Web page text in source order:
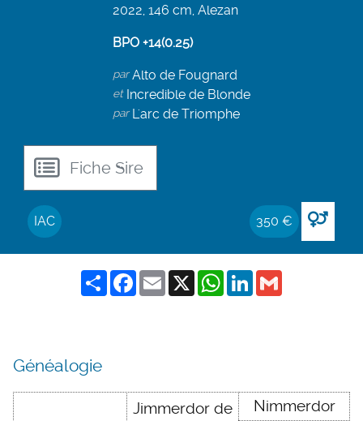
2022, 146 cm, Alezan
BPO +14(0.25)
parAlto de Fougnard
etIncredible de Blonde
parL'arc de Triomphe
Fiche Sire
IAC 350 €
ShareFacebook
EmailX WhatsApp
LinkedIn
Généalogie
Jimmerdor de
Nimmerdor